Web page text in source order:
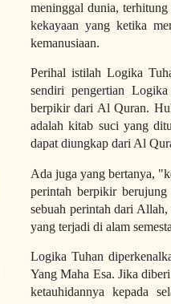
meninggal dunia,
kekayaan yang ketika
kemanusiaan.
Perihal istilah Logika
sendiri pengertian
berpikir dari Al Quran.
adalah kitab suci yang
dapat diungkap dari Al
Ada juga yang bertanya,
perintah berpikir
sebuah perintah dari
yang terjadi di alam
Logika Tuhan
Yang Maha Esa. Jika
ketauhidannya kepada